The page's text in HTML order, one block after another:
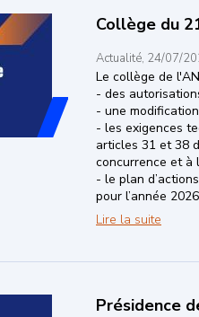
Collège du
Actualité, 24/07/
Le collège de
- des
- une
- les exigences
articles 31 et 38
concurrence et à
- le plan
pour l’année
Lire la suite
Présidence